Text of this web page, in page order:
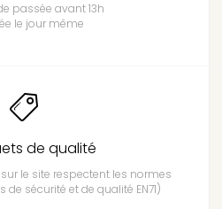
passée avant 13h
le jour même
de qualité
le site respectent les normes
sécurité et de qualité EN71)